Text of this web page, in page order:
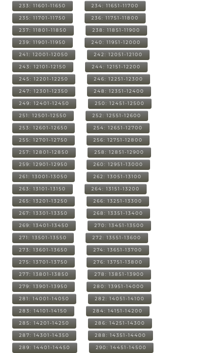
233: 11601-11650 234: 11651-11700
235: 11701-11750 236: 11751-11800
237: 11801-11850 238: 11851-11900
239: 11901-11950 240: 11951-12000
241: 12001-12050 242: 12051-12100
243: 12101-12150 244: 12151-12200
245: 12201-12250 246: 12251-12300
247: 12301-12350 248: 12351-12400
249: 12401-12450 250: 12451-12500
251: 12501-12550 252: 12551-12600
253: 12601-12650 254: 12651-12700
255: 12701-12750 256: 12751-12800
257: 12801-12850 258: 12851-12900
259: 12901-12950 260: 12951-13000
261: 13001-13050 262: 13051-13100
263: 13101-13150 264: 13151-13200
265: 13201-13250 266: 13251-13300
267: 13301-13350 268: 13351-13400
269: 13401-13450 270: 13451-13500
271: 13501-13550 272: 13551-13600
273: 13601-13650 274: 13651-13700
275: 13701-13750 276: 13751-13800
277: 13801-13850 278: 13851-13900
279: 13901-13950 280: 13951-14000
281: 14001-14050 282: 14051-14100
283: 14101-14150 284: 14151-14200
285: 14201-14250 286: 14251-14300
287: 14301-14350 288: 14351-14400
289: 14401-14450 290: 14451-14500